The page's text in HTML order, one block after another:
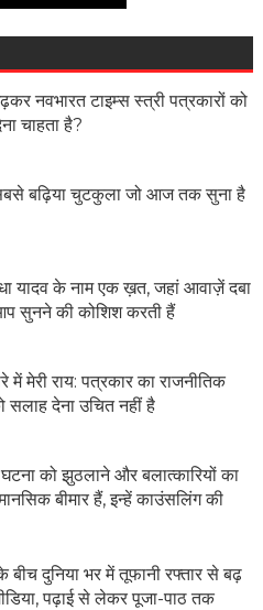
नवभारत टाइम्स स्त्री पत्रकारों को
चाहता है?
बढ़िया चुटकुला जो आज तक सुना है
यादव के नाम एक ख़त, जहां आवाज़ें दबा
सुनने की कोशिश करती हैं
में मेरी राय: पत्रकार का राजनीतिक
सलाह देना उचित नहीं है
को झुठलाने और बलात्कारियों का
बीमार हैं, इन्हें काउंसलिंग की
के बीच दुनिया भर में तूफानी रफ्तार से बढ़
पढ़ाई से लेकर पूजा-पाठ तक